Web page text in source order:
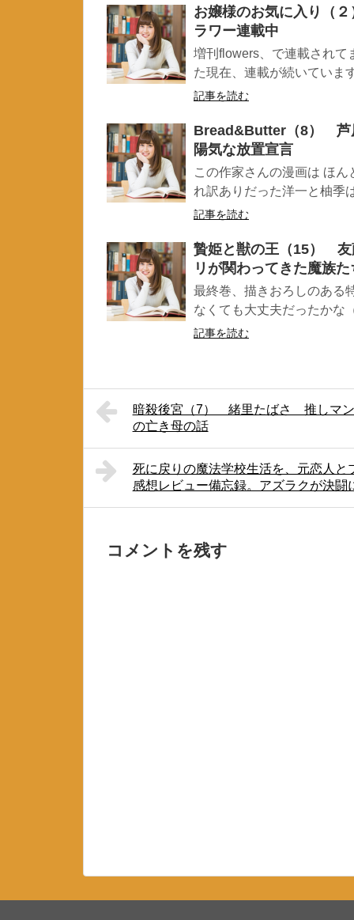
お嬢様のお気に入り
ラワー連載中
増刊flowers、で連載されて
た現在、連載が続いていま
記事を読む
Bread&Butter（8） 芦
陽気な放置宣言
この作家さんの漫画は ほ
れ訳ありだった洋一と柚季
記事を読む
贄姫と獣の王（15）
リが関わってきた魔族
最終巻、描きおろしのある
なくても大丈夫だったかな
記事を読む
暗殺後宮（7） 緒里たばさ 推しマ
の亡き母の話
死に戻りの魔法学校生活を、元恋人
感想レビュー備忘録。アズラクが決闘
コメントを残す